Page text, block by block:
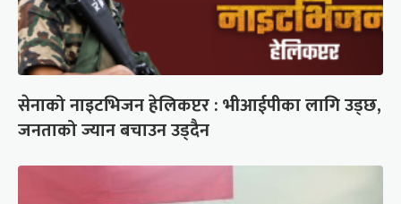
सेनाको नाइटभिजन हेलिकप्टर : भीआईपीका लागि उड्छ,
जनताको ज्यान बचाउन उड्दैन